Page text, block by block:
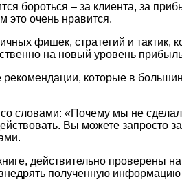
бороться – за клиента, за
это очень нравится.
фишек, стратегий и тактик,
на новый уровень
которые в
словами: «Почему мы не
Вы можете запросто
действительно проверены
полученную информацию